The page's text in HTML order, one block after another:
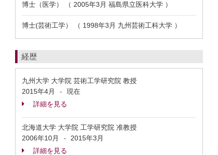
博士（医学） （ 2005年3月 福島県立医科大学 ）
博士(芸術工学） （ 1998年3月 九州芸術工科大学 ）
経歴
九州大学 大学院 芸術工学研究院 教授
2015年4月
-
現在
詳細を見る
北海道大学 大学院 工学研究院 准教授
2006年10月
-
2015年3月
詳細を見る